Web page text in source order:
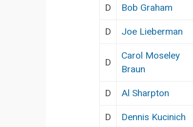
D Bob Graham
D Joe Lieberman
D
Carol Moseley
Braun
D Al Sharpton
D Dennis Kucinich